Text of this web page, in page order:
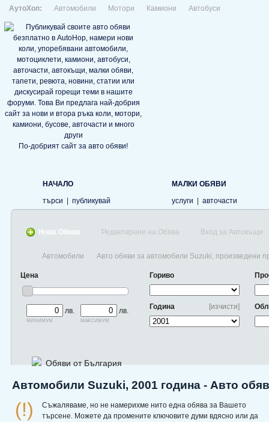
АутоХоп: Автомобили Мотори Камиони Автобуси
По-добрият сайт за авто обяви!
НАЧАЛО
търси
публикувай
МАЛКИ ОБЯВИ
услуги
авточасти
Нова Обява Редактиране на Обява Вход за Автокъщи
Автомобили Авто обяви за автомобили Suzuki, произведени
Цена
лв.
минимум
лв.
максимум
Гориво
[изчисти]
Година
Обяви от България
Автомобили Suzuki, 2001 година - Авто
(!)
Съжаляваме, но не намерихме нито една обява за Вашето
търсене. Можете да промените ключовите думи вдясно или да